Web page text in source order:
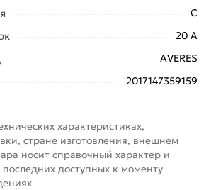
C
20 А
AVERES
2017147359159
характеристиках,
стране изготовления, внешнем
носит справочный характер и
доступных к моменту